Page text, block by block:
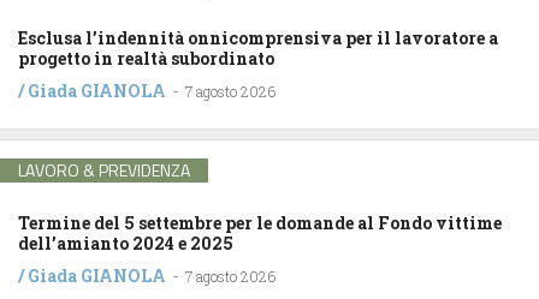
Esclusa l’indennità onnicomprensiva per il lavoratore a
progetto in realtà subordinato
/Giada GIANOLA - 7 agosto 2026
LAVORO & PREVIDENZA
Termine del 5 settembre per le domande al Fondo vittime
dell’amianto 2024 e 2025
/Giada GIANOLA - 7 agosto 2026